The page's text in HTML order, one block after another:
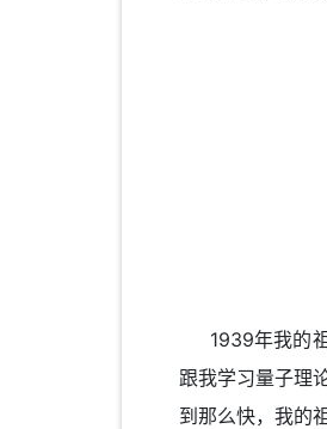
1939年我的祖
跟我学习量子理
到那么快，我的